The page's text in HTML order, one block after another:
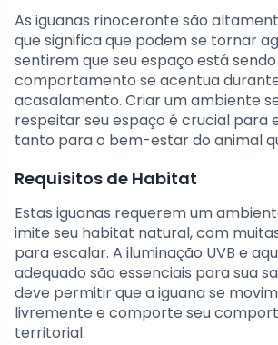
As iguanas rinoceronte são
que significa que podem se tornar
sentirem que seu espaço está sendo
comportamento se acentua
acasalamento. Criar um ambiente
respeitar seu espaço é crucial para
tanto para o bem-estar do animal
Requisitos de Habitat
Estas iguanas requerem um
imite seu habitat natural, com
para escalar. A iluminação UVB e
adequado são essenciais para sua
deve permitir que a iguana se
livremente e comporte seu
territorial.